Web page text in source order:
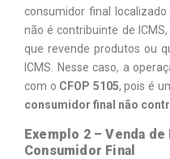
consumidor final
não é contribuinte de
que revende produtos ou
ICMS. Nesse caso, a
com o CFOP 5105, pois é
consumidor final não
Exemplo 2 – Venda
Consumidor Final